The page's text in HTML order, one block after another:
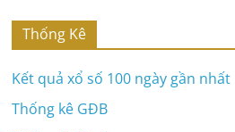
Thống Kê
Kết quả xổ số 100 ngày gần nhất
Thống kê GĐB